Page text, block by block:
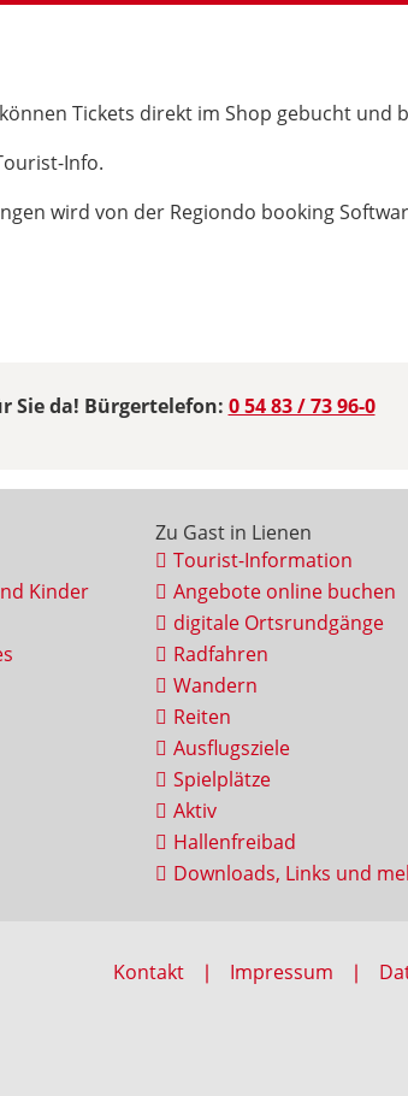
Tickets direkt im Shop gebucht und
Info.
wird von der Regiondo booking
Sie da! Bürgertelefon: 0 54 83 / 73 96-0
Kinder
Zu Gast in Lienen
Tourist-Information
Angebote online buchen
digitale Ortsrundgänge
Radfahren
Wandern
Reiten
Ausflugsziele
Spielplätze
Aktiv
Hallenfreibad
Downloads, Links und
Kontakt Impressum